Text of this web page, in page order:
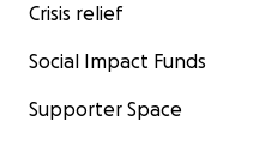
Crisis relief
Social Impact Funds
Supporter Space